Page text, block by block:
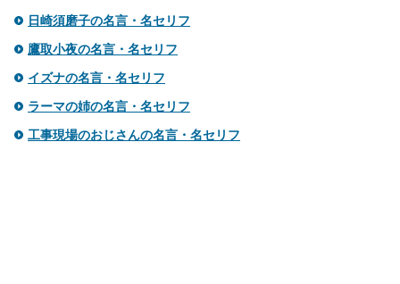
日崎須磨子の名言・名セリフ
鷹取小夜の名言・名セリフ
イズナの名言・名セリフ
ラーマの姉の名言・名セリフ
工事現場のおじさんの名言・名セリフ